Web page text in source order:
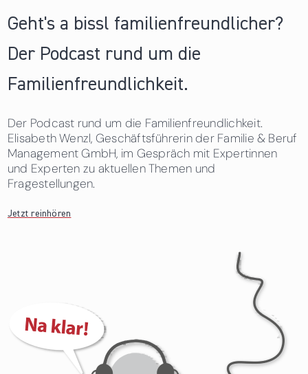
Geht's a bissl familienfreundlicher?
Der Podcast rund um die
Familienfreundlichkeit.
Der Podcast rund um die Familienfreundlichkeit.
Elisabeth Wenzl, Geschäftsführerin der Familie & Beruf
Management GmbH, im Gespräch mit Expertinnen
und Experten zu aktuellen Themen und
Fragestellungen.
Jetzt reinhören